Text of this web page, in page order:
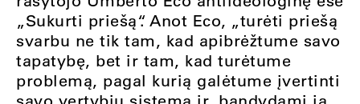
„Sukurti priešą“. Anot Eco, „turėti priešą
svarbu ne tik tam, kad apibrėžtume savo
tapatybę, bet ir tam, kad turėtume
problemą, pagal kurią galėtume įvertinti